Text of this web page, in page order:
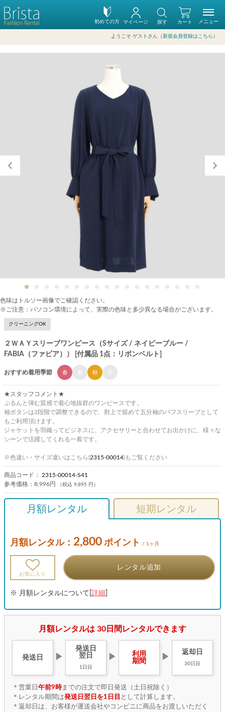
初めての方 カート
マイページ 探す
ようこそ ゲスト さん（新規会員登録はこちら ）
メニュー
色味はトルソー画像でご確認ください。
※ご注意：パソコン環境によって、実際の色味と多少異なる場合がございます。
クリーニングOK
２ＷＡＹスリーブワンピース（Sサイズ / ネイビーブルー /
FABIA（ファビア）） [付属品 1点：リボンベルト]
おすすめ着用季節 春 秋
★スタッフコメント★
ぷるんと弾む質感で着心地抜群のワンピースです。
袖ボタンは2段階で調整できるので、肘上で留めて五分袖のパフスリーブとして
もご利用頂けます。
ジャケットを羽織ってビジネスに、アクセサリーと合わせてお出かけに、様々な
シーンで活躍してくれる一着です。
※色違い・サイズ違いはこちら(2315-00014)もご覧ください
商品コード： 2315-00014-S41
参考価格： 8,996円 （税込 9,895 円）
月額レンタル 短期レンタル
月額レンタル： 2,800 ポイント / 1ヶ月
お気に入り
レンタル追加
※ 月額レンタルについて[ 詳細
月額レンタルは 30日間レンタルできます
発送日 ▶
発送日
翌日
1日目
▶
利用
期間
▶
返却日
30日目
＊営業日 午前9時までの注文で即日発送（土日祝除く）
＊レンタル期間は発送日翌日を1日目 として計算します。
＊返却日は、お客様が運送会社やコンビニに商品をお渡しいただく